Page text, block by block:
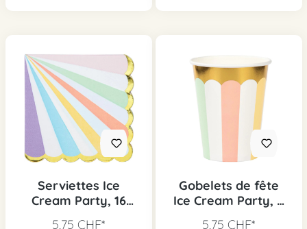
Serviettes Ice
Cream Party, 16
5,75 CHF*
Gobelets de fête
Ice Cream Party, 8
5,75 CHF*